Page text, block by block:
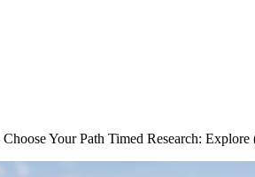
Your Path Timed Research: Explore